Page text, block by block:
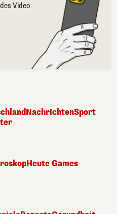
Video
NachrichtenSport
Heute Games